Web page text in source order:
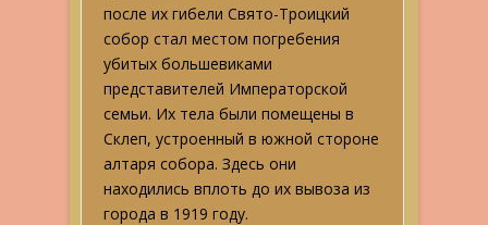
после их гибели Свято-Троицкий
собор стал местом погребения
убитых большевиками
представителей Императорской
семьи. Их тела были помещены в
Склеп, устроенный в южной стороне
алтаря собора. Здесь они
находились вплоть до их вывоза из
города в 1919 году.